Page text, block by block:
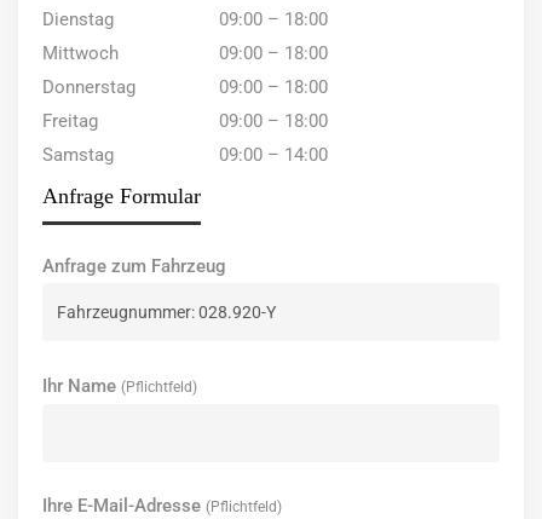
Dienstag
09:00 – 18:00
Mittwoch
09:00 – 18:00
Donnerstag
09:00 – 18:00
Freitag
09:00 – 18:00
Samstag
09:00 – 14:00
Anfrage Formular
Anfrage zum Fahrzeug
Ihr Name (Pflichtfeld)
Ihre E-Mail-Adresse (Pflichtfeld)